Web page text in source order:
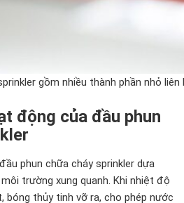
gồm nhiều thành phần nhỏ
động của đầu phun
phun chữa cháy sprinkler dựa
trường xung quanh. Khi nhiệt độ
bóng thủy tinh vỡ ra, cho phép nước